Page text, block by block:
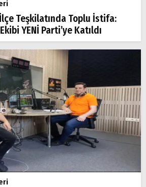
Teşkilatında Toplu İstifa:
YENİ Parti’ye Katıldı